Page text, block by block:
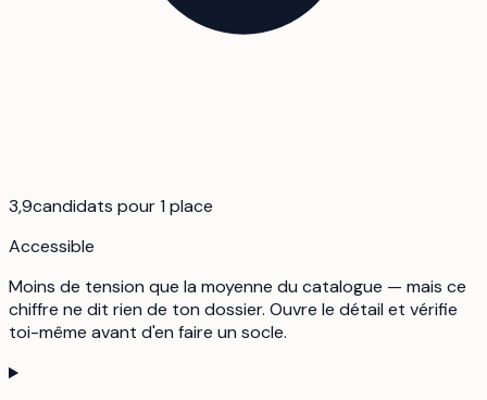
3,9candidats pour 1 place
Accessible
Moins de tension que la moyenne du catalogue — mais ce
chiffre ne dit rien de ton dossier. Ouvre le détail et vérifie
toi-même avant d'en faire un socle.